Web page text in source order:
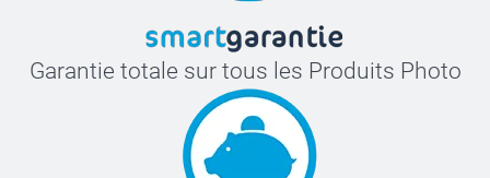
Garantie totale sur tous les Produits Photo